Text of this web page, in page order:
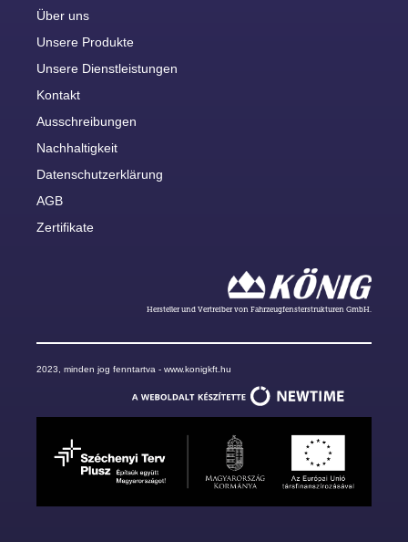
Über uns
Unsere Produkte
Unsere Dienstleistungen
Kontakt
Ausschreibungen
Nachhaltigkeit
Datenschutzerklärung
AGB
Zertifikate
Hersteller und Vertreiber von Fahrzeugfensterstrukturen GmbH.
2023, minden jog fenntartva - www.konigkft.hu